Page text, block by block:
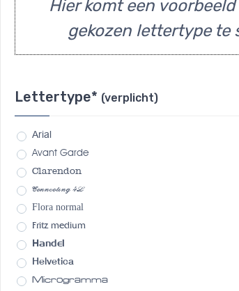
Hier komt een
gekozen lettertype te
Lettertype* (verplicht)
Arial
Avant Garde
Clarendon
Connecting 4L
Flora normal
Fritz medium
Handel
Helvetica
Microgramma